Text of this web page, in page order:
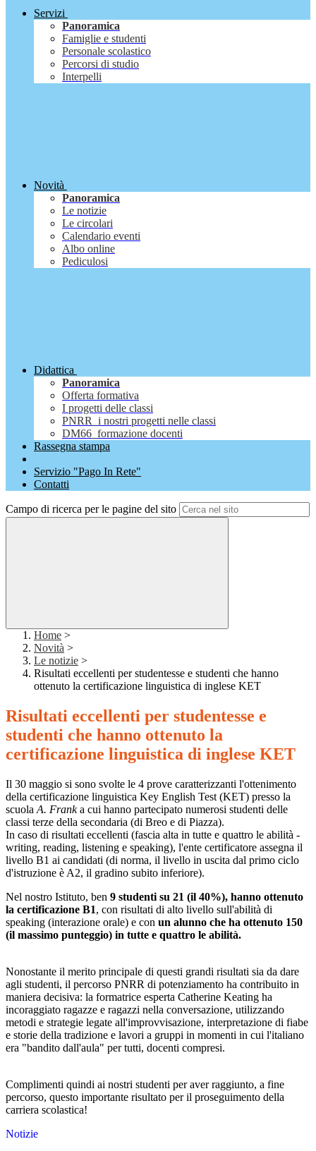
Servizi
Panoramica
Famiglie e studenti
Personale scolastico
Percorsi di studio
Interpelli
Novità
Panoramica
Le notizie
Le circolari
Calendario eventi
Albo online
Pediculosi
Didattica
Panoramica
Offerta formativa
I progetti delle classi
PNRR_i nostri progetti nelle classi
DM66_formazione docenti
Rassegna stampa
Servizio "Pago In Rete"
Contatti
Campo di ricerca per le pagine del sito
Home >
Novità >
Le notizie >
Risultati eccellenti per studentesse e studenti che hanno
ottenuto la certificazione linguistica di inglese KET
Risultati eccellenti per studentesse e
studenti che hanno ottenuto la
certificazione linguistica di inglese KET
Il 30 maggio si sono svolte le 4 prove caratterizzanti l'ottenimento
della certificazione linguistica Key English Test (KET) presso la
scuola A. Franka cui hanno partecipato numerosi studenti delle
classi terze della secondaria (di Breo e di Piazza).
In caso di risultati eccellenti (fascia alta in tutte e quattro le abilità -
writing, reading, listening e speaking), l'ente certificatore assegna il
livello B1 ai candidati (di norma, il livello in uscita dal primo ciclo
d'istruzione è A2, il gradino subito inferiore).
Nel nostro Istituto, ben 9 studenti su 21 (il 40%), hanno ottenuto
la certificazione B1, con risultati di alto livello sull'abilità di
speaking (interazione orale) e con un alunno che ha ottenuto 150
(il massimo punteggio) in tutte e quattro le abilità.
Nonostante il merito principale di questi grandi risultati sia da dare
agli studenti, il percorso PNRR di potenziamento ha contribuito in
maniera decisiva: la formatrice esperta Catherine Keating ha
incoraggiato ragazze e ragazzi nella conversazione, utilizzando
metodi e strategie legate all'improvvisazione, interpretazione di fiabe
e storie della tradizione e lavori a gruppi in momenti in cui l'italiano
era "bandito dall'aula" per tutti, docenti compresi.
Complimenti quindi ai nostri studenti per aver raggiunto, a fine
percorso, questo importante risultato per il proseguimento della
carriera scolastica!
Notizie